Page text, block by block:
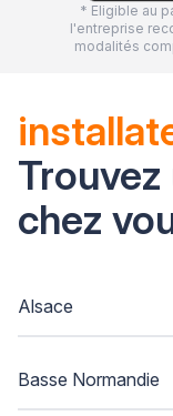
* Eligible au
l'entreprise
modalités
chez
Alsace
Basse Normandie